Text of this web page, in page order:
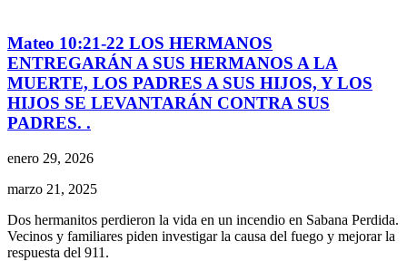
Mateo 10:21-22 LOS HERMANOS
ENTREGARÁN A SUS HERMANOS A LA
MUERTE, LOS PADRES A SUS HIJOS, Y LOS
HIJOS SE LEVANTARÁN CONTRA SUS
PADRES. .
enero 29, 2026
marzo 21, 2025
Dos hermanitos perdieron la vida en un incendio en Sabana Perdida.
Vecinos y familiares piden investigar la causa del fuego y mejorar la
respuesta del 911.